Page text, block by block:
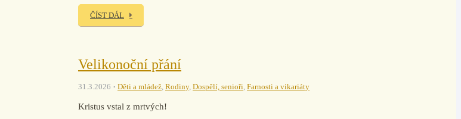
ČÍST DÁL
Velikonoční přání
31.3.2026 Děti a mládež, Rodiny, Dospělí, senioři, Farnosti a vikariáty
Kristus vstal z mrtvých!